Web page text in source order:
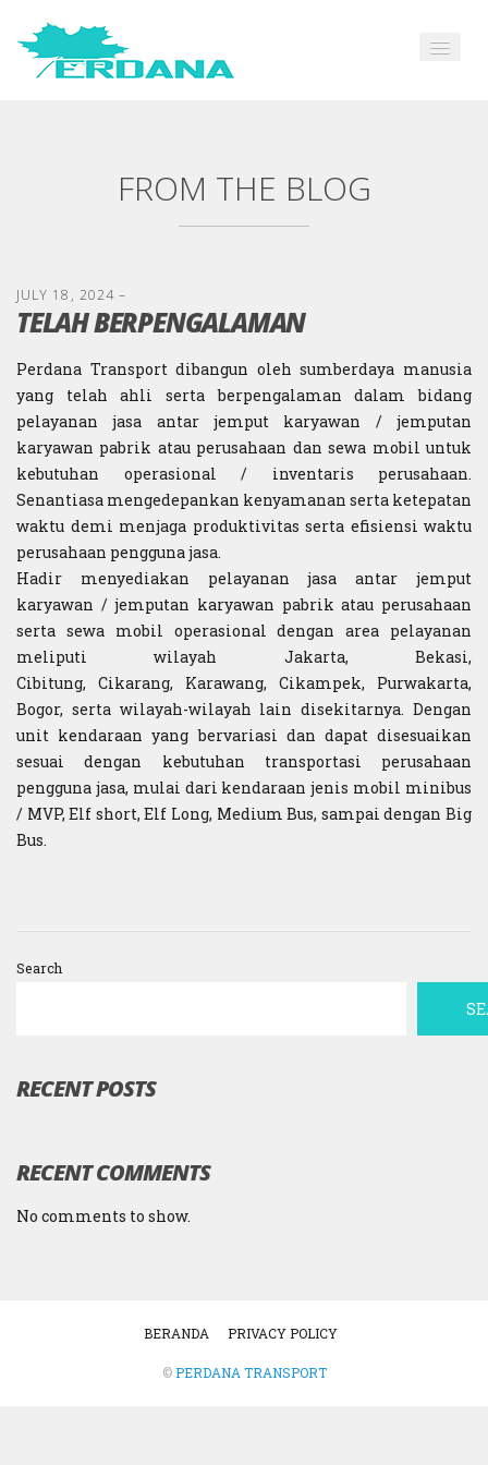
FROM THE BLOG
JULY 18, 2024 –
TELAH BERPENGALAMAN
Perdana Transport dibangun oleh sumberdaya manusia
yang telah ahli serta berpengalaman dalam bidang
pelayanan jasa antar jemput karyawan / jemputan
karyawan pabrik atau perusahaan dan sewa mobil untuk
kebutuhan operasional / inventaris perusahaan.
Senantiasa mengedepankan kenyamanan serta ketepatan
waktu demi menjaga produktivitas serta efisiensi waktu
perusahaan pengguna jasa.
Hadir menyediakan pelayanan jasa antar jemput
karyawan / jemputan karyawan pabrik atau perusahaan
serta sewa mobil operasional dengan area pelayanan
meliputi wilayah Jakarta, Bekasi,
Cibitung, Cikarang, Karawang, Cikampek, Purwakarta,
Bogor, serta wilayah-wilayah lain disekitarnya. Dengan
unit kendaraan yang bervariasi dan dapat disesuaikan
sesuai dengan kebutuhan transportasi perusahaan
pengguna jasa, mulai dari kendaraan jenis mobil minibus
/ MVP, Elf short, Elf Long, Medium Bus, sampai dengan Big
Bus.
Search
RECENT POSTS
RECENT COMMENTS
No comments to show.
BERANDA PRIVACY POLICY
©PERDANA TRANSPORT